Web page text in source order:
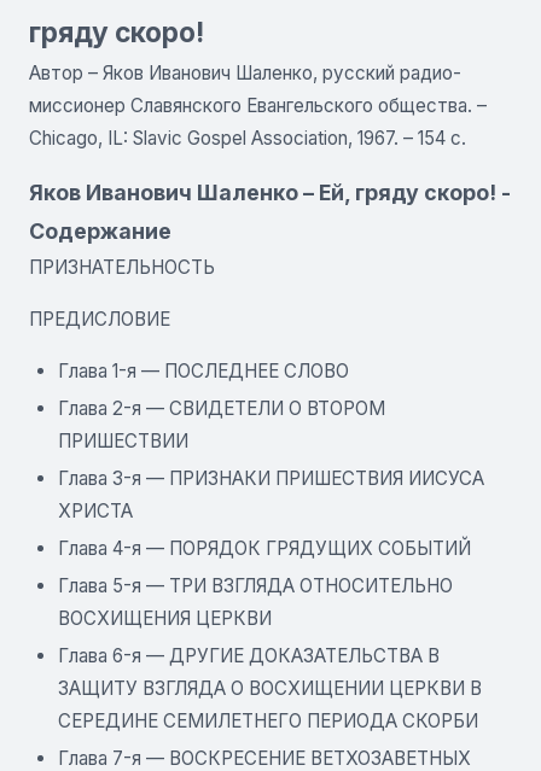
гряду скоро!
Автор – Яков Иванович Шаленко, русский радио-
миссионер Славянского Евангельского общества. –
Chicago, IL: Slavic Gospel Association, 1967. – 154 с.
Яков Иванович Шаленко – Ей, гряду скоро! -
Содержание
ПРИЗНАТЕЛЬНОСТЬ
ПРЕДИСЛОВИЕ
Глава 1-я — ПОСЛЕДНЕЕ СЛОВО
Глава 2-я — СВИДЕТЕЛИ О ВТОРОМ
ПРИШЕСТВИИ
Глава 3-я — ПРИЗНАКИ ПРИШЕСТВИЯ ИИСУСА
ХРИСТА
Глава 4-я — ПОРЯДОК ГРЯДУЩИХ СОБЫТИЙ
Глава 5-я — ТРИ ВЗГЛЯДА ОТНОСИТЕЛЬНО
ВОСХИЩЕНИЯ ЦЕРКВИ
Глава 6-я — ДРУГИЕ ДОКАЗАТЕЛЬСТВА В
ЗАЩИТУ ВЗГЛЯДА О ВОСХИЩЕНИИ ЦЕРКВИ В
СЕРЕДИНЕ СЕМИЛЕТНЕГО ПЕРИОДА СКОРБИ
Глава 7-я — ВОСКРЕСЕНИЕ ВЕТХОЗАВЕТНЫХ